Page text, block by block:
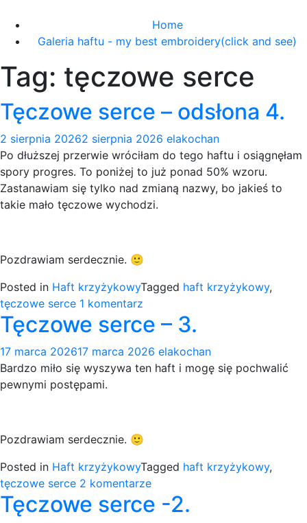
content
Home
Galeria haftu - my best embroidery(click and see)
Tag: tęczowe serce
Tęczowe serce – odsłona 4.
2 sierpnia 20262 sierpnia 2026 elakochan
Po dłuższej przerwie wróciłam do tego haftu i osiągnęłam
spory progres. To poniżej to już ponad 50% wzoru.
Zastanawiam się tylko nad zmianą nazwy, bo jakieś to
takie mało tęczowe wychodzi.
Pozdrawiam serdecznie. 🙂
Posted in Haft krzyżykowyTagged haft krzyżykowy,
tęczowe serce 1 komentarz
Tęczowe
serce
–
odsłona
Tęczowe serce – 3.
17 marca 202617 marca 2026 elakochan
Bardzo miło się wyszywa ten haft i mogę się pochwalić
pewnymi postępami.
Pozdrawiam serdecznie. 🙂
Posted in Haft krzyżykowyTagged haft krzyżykowy,
tęczowe serce 2 komentarzedo
Tęczowe
serce
Tęczowe serce -2.